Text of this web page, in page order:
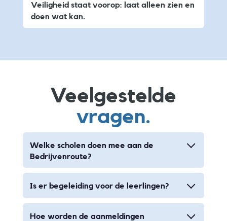
Veiligheid staat voorop: laat alleen zien en
doen wat kan.
Veelgestelde
vragen.
Welke scholen doen mee aan de
Bedrijvenroute?
Is er begeleiding voor de leerlingen?
Hoe worden de aanmeldingen